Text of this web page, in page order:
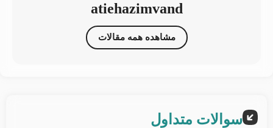
atiehazimvand
مشاهده همه مقالات
سوالات متداول